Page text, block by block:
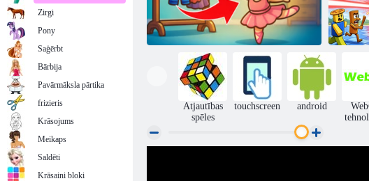
Atjautības
spēles
touchscreen android
Zirgi
Pony
Saģērbt
Bārbija
Pavārmāksla pārtika
frizieris
Krāsojums
Meikaps
Saldēti
Krāsaini bloki